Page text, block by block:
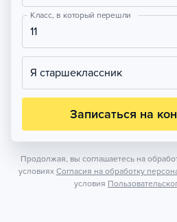
Класс, в который перешли
11
Я старшеклассник
Записаться на
Продолжая, вы соглашаетесь на
условиях Согласия на обработку
условия